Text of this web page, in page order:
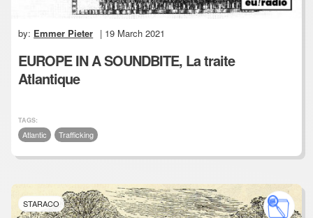
by: Emmer Pieter | 19 March 2021
EUROPE IN A SOUNDBITE, La traite
Atlantique
TAGS:
Atlantic Trafficking
STARACO